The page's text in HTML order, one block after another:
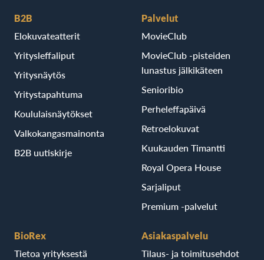
B2B
Elokuvateatterit
Yritysleffaliput
Yritysnäytös
Yritystapahtuma
Koululaisnäytökset
Valkokangasmainonta
B2B uutiskirje
Palvelut
MovieClub
MovieClub -pisteiden
lunastus jälkikäteen
Senioribio
Perheleffapäivä
Retroelokuvat
Kuukauden Timantti
Royal Opera House
Sarjaliput
Premium -palvelut
BioRex
Tietoa yrityksestä
Asiakaspalvelu
Tilaus- ja toimitusehdot